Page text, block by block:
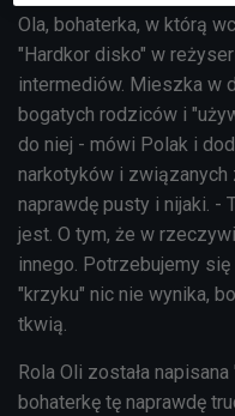
Ola, bohaterka, w którą
"Hardkor disko" w
intermediów. Mieszka w
bogatych rodziców i
do niej - mówi Polak i
narkotyków i związanych
naprawdę pusty i nijaki. -
jest. O tym, że w
innego. Potrzebujemy
"krzyku" nic nie wynika,
tkwią.
Rola Oli została
bohaterkę tę naprawdę